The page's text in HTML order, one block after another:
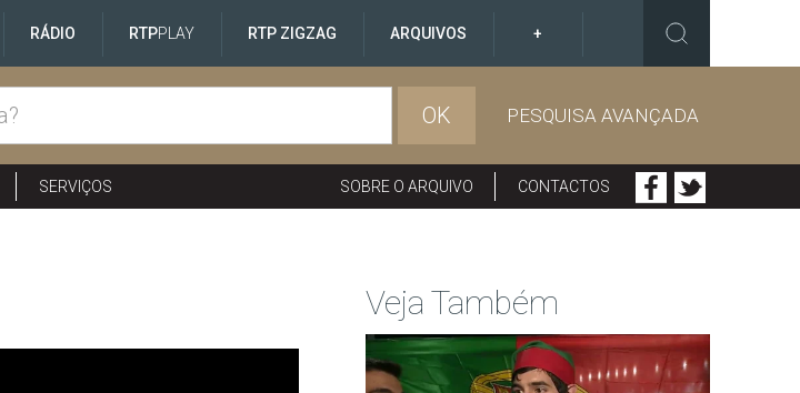
RÁDIO RTPPLAY RTP ZIGZAG ARQUIVOS +
OK PESQUISA AVANÇADA
SERVIÇOS SOBRE O ARQUIVO CONTACTOS
Veja Também